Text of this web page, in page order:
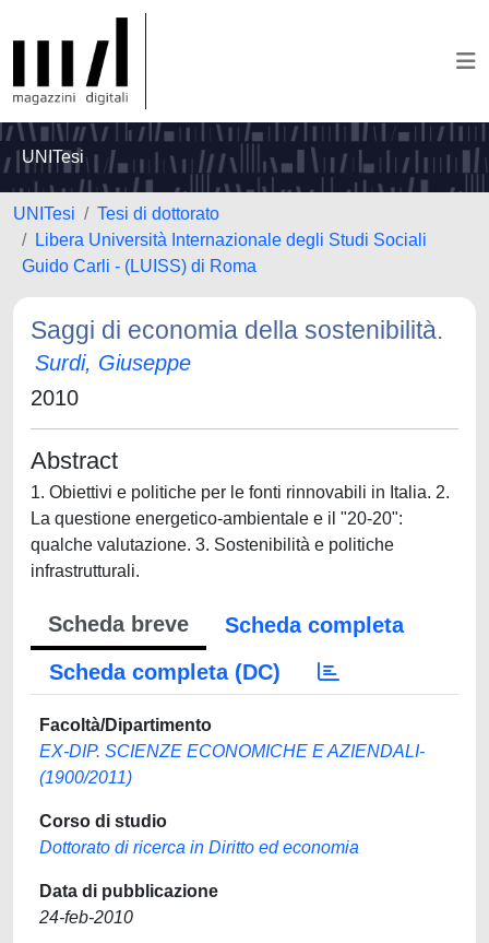
UNITesi
UNITesi
Tesi di dottorato
Libera Università Internazionale degli Studi Sociali
Guido Carli - (LUISS) di Roma
Saggi di economia della sostenibilità.
Surdi, Giuseppe
2010
Abstract
1. Obiettivi e politiche per le fonti rinnovabili in Italia. 2.
La questione energetico-ambientale e il "20-20":
qualche valutazione. 3. Sostenibilità e politiche
infrastrutturali.
Scheda breve
Scheda completa
Scheda completa (DC)
Facoltà/Dipartimento
EX-DIP. SCIENZE ECONOMICHE E AZIENDALI-
(1900/2011)
Corso di studio
Dottorato di ricerca in Diritto ed economia
Data di pubblicazione
24-feb-2010